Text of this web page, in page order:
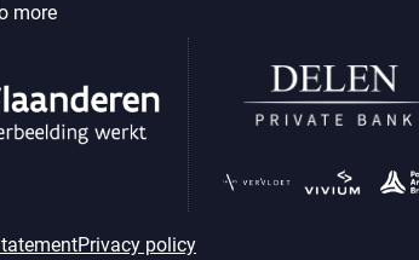
more
Privacy policy